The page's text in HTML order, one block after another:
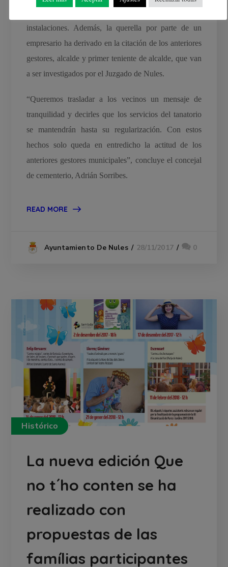
instalaciones. Además, la querella por parte de un
empresario ha derivado en la citación de los anteriores
gestores, alcalde y primer teniente de alcalde, que van
a ser investigados por el Juzgado de Nules.
“Queremos trasladar a los vecinos un mensaje de
tranquilidad y decirles que los servicios del tanatorio
se mantendrán hasta su regularización. Con estos
hechos solo queda en entredicho la actitud de los
anteriores gestores municipales”, concluye el concejal
de cementerio, Adrián Sorribes.
READ MORE
Ayuntamiento De Nules 28/11/2017 0
Histórico
La nueva edición Que
no t´ho conten se ha
realizado con
propuestas de las
famílias participantes